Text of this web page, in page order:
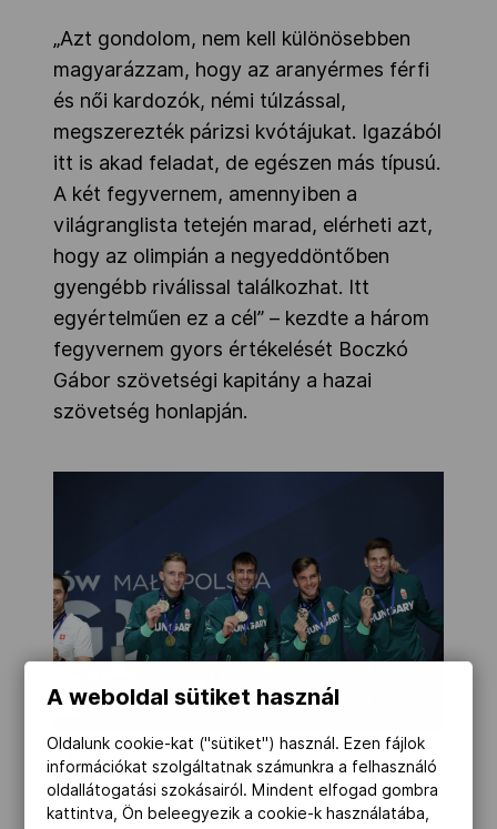
„Azt gondolom, nem kell különösebben
magyarázzam, hogy az aranyérmes férfi
és női kardozók, némi túlzással,
megszerezték párizsi kvótájukat. Igazából
itt is akad feladat, de egészen más típusú.
A két fegyvernem, amennyiben a
világranglista tetején marad, elérheti azt,
hogy az olimpián a negyeddöntőben
gyengébb riválissal találkozhat. Itt
egyértelműen ez a cél” – kezdte a három
fegyvernem gyors értékelését Boczkó
Gábor szövetségi kapitány a hazai
szövetség honlapján.
MOB-Média
A weboldal sütiket használ
Oldalunk cookie-kat ("sütiket") használ. Ezen fájlok
információkat szolgáltatnak számunkra a felhasználó
oldallátogatási szokásairól. Mindent elfogad gombra
kattintva, Ön beleegyezik a cookie-k használatába,